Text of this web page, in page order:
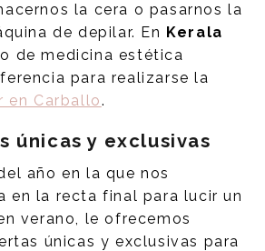
la cera o pasarnos la
de depilar. En Kerala
de medicina estética
para realizarse la
en Carballo.
únicas y exclusivas
año en la que nos
en la recta final para lucir un
verano, le ofrecemos
únicas y exclusivas para